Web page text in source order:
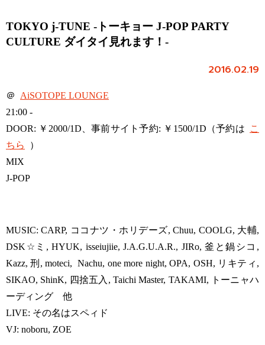
TOKYO j-TUNE -トーキョー J-POP PARTY
CULTURE ダイタイ見れます！-
2016.02.19
＠
AiSOTOPE LOUNGE
21:00 -
DOOR: ￥2000/1D、事前サイト予約: ￥1500/1D（予約は
こ
ちら
）
MIX
J-POP
MUSIC: CARP, ココナツ・ホリデーズ, Chuu, COOLG, 大輔,
DSK☆ミ, HYUK, isseiujiie, J.A.G.U.A.R., JIRo, 釜と鍋シコ,
Kazz, 刑, moteci, Nachu, one more night, OPA, OSH, リキティ,
SIKAO, ShinK, 四捨五入, Taichi Master, TAKAMI, トーニャハ
ーディング 他
LIVE: その名はスペィド
VJ: noboru, ZOE